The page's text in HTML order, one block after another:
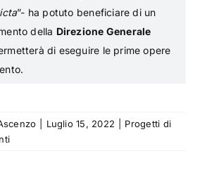
”- ha potuto beneficiare di un
della Direzione Generale
di eseguire le prime opere
Luglio 15, 2022
Progetti di